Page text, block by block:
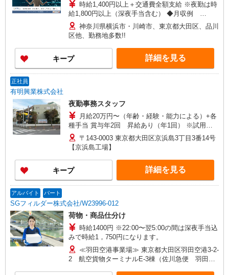
時給1,400円以上＋交通費全額支給 ※夜勤は時
給1,800円以上（深夜手当含む） ◆月収例
246,400円 （日勤シフト10時〜19時 週5日勤務の
場合） 時給1,400円×8h×22日勤務 ◆月収例
316,800円 （夜勤シフト 21時〜翌6時 週5日勤務の
場合） 時給1,800円×8h×22日勤務
神奈川県横浜市・川崎市、東京都大田区、品川
区他、勤務地多数!!
キープ 詳細を見る
正社員
有明興業株式会社
夜勤事務スタッフ
月給20万円〜（年齢・経験・能力による）+各
種手当 賞与年2回 昇給あり（年1回） ※試用期
間3ヶ月あり（待遇変動なし） 【年収例】 年収
350万円／23歳／経験3年 ※経験・年齢・スキルな
どを考慮の上、決定します。
〒143-0003 東京都大田区京浜島3丁目3番14号
【京浜島工場】
キープ 詳細を見る
アルバイト パート
SGフィルダー株式会社/W23996-012
荷物・商品仕分け
時給1400円 ※22:00〜翌5:00の間は深夜手当込
みで時給1，750円になります。
≪羽田空港事業場≫ 東京都大田区羽田空港3-2-
2 航空貨物ターミナルE-3棟（佐川急便 羽田空